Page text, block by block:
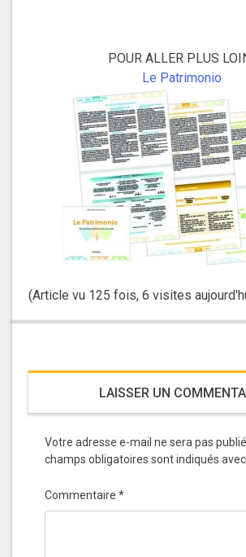
POUR ALLER PLUS
Le Patrimonio
(Article vu 125 fois, 6 visites
LAISSER UN
Votre adresse e-mail ne sera pas
champs obligatoires sont indiqués avec
Commentaire *